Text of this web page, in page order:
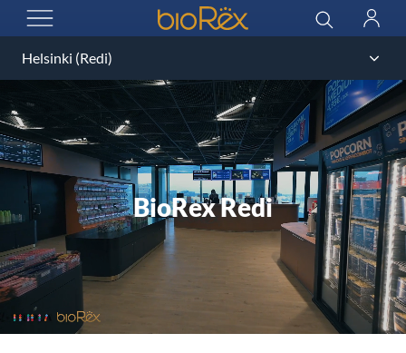
ÖPPNA MENYN
BioRex Cinemas Sök
Logga
BioRex Redi